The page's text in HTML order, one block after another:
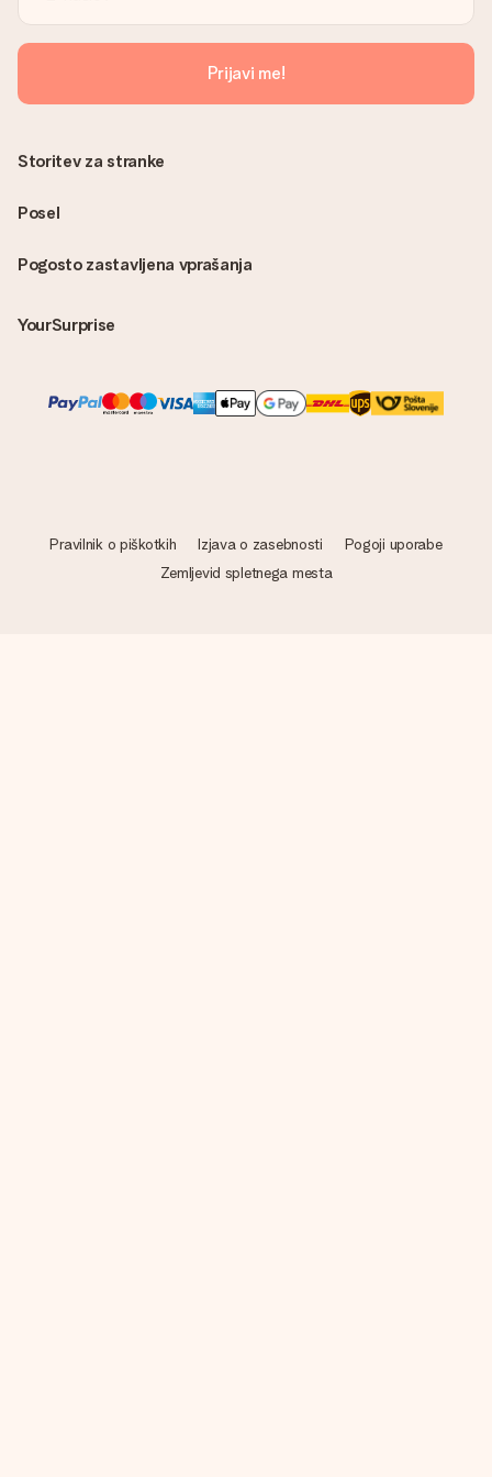
Prijavi me!
Pogosto zastavljena vprašanja
YourSurprise
Storitev za stranke
Posel
Pravilnik o piškotkih Izjava o zasebnosti
Pogoji uporabe
Zemljevid spletnega mesta